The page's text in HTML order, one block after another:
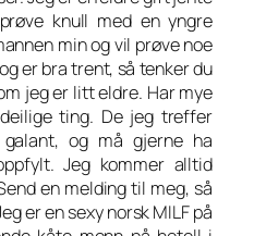
knull med en yngre
min og vil prøve noe
er bra trent, så tenker du
jeg er litt eldre. Har mye
ting. De jeg treffer
og må gjerne ha
Jeg kommer alltid
en melding til meg, så
er en sexy norsk MILF på